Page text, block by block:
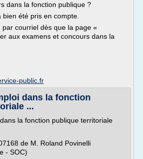
dans la fonction publique ?
été pris en compte.
courriel dès que la page «
aux examens et concours dans la
public.fr
dans la fonction
...
la fonction publique territoriale
de M. Roland Povinelli
- SOC)